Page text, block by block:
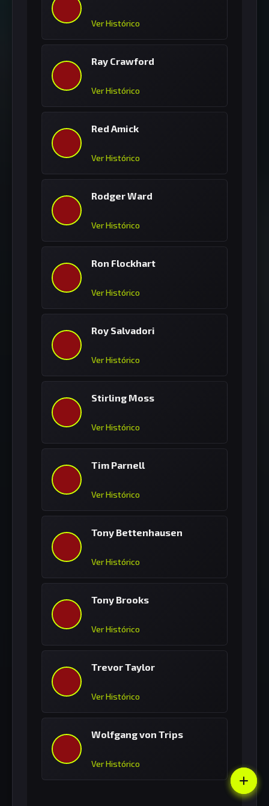
Ver Histórico
Ray Crawford
Ver Histórico
Red Amick
Ver Histórico
Rodger Ward
Ver Histórico
Ron Flockhart
Ver Histórico
Roy Salvadori
Ver Histórico
Stirling Moss
Ver Histórico
Tim Parnell
Ver Histórico
Tony Bettenhausen
Ver Histórico
Tony Brooks
Ver Histórico
Trevor Taylor
Ver Histórico
Wolfgang von Trips
Ver Histórico